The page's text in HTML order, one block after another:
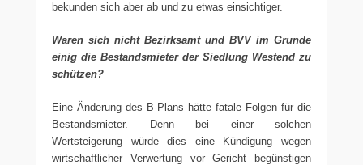
bekunden sich aber ab und zu etwas einsichtiger.
Waren sich nicht Bezirksamt und BVV im Grunde
einig die Bestandsmieter der Siedlung Westend zu
schützen?
Eine Änderung des B-Plans hätte fatale Folgen für die
Bestandsmieter. Denn bei einer solchen
Wertsteigerung würde dies eine Kündigung wegen
wirtschaftlicher Verwertung vor Gericht begünstigen